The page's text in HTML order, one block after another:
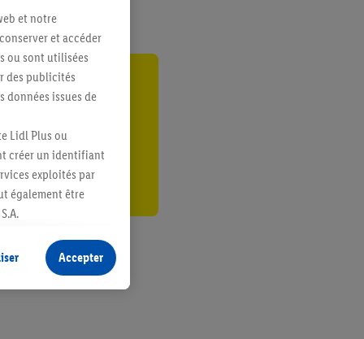
et notre
et accéder
ou sont utilisées
des publicités
données issues de
Lidl Plus ou
créer un identifiant
exploités par
également être
sans procéder à
terminaux ou
échéant, d’autres
Accepter